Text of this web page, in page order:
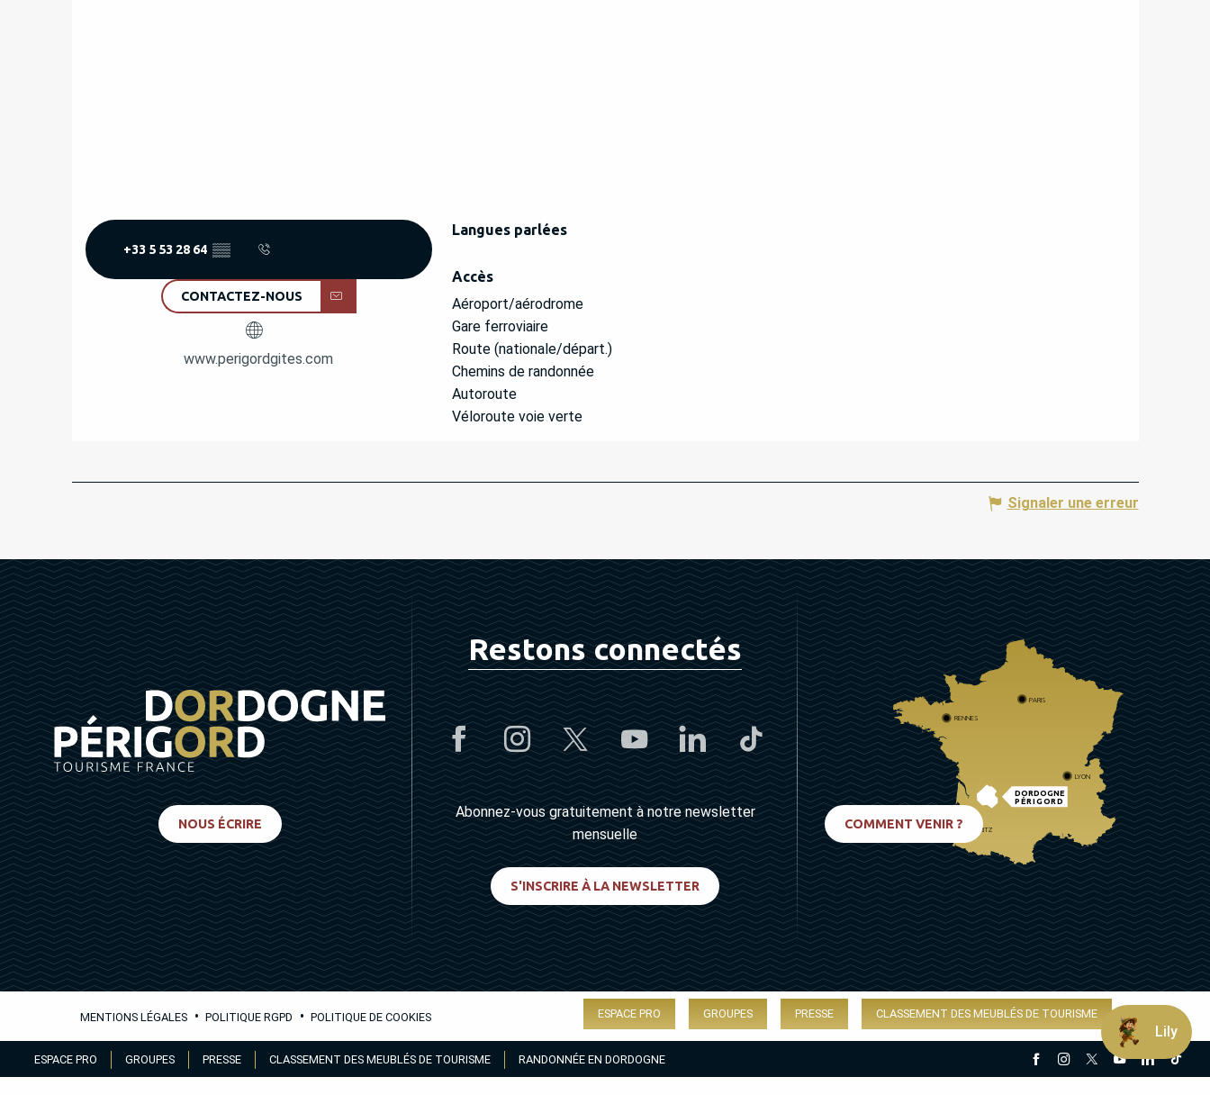
au
ESPACE PRO GROUPES PRESSE CLASSEMENT DES MEUBLÉS DE TOURISME RANDONNÉE EN DORDOGNE
+33 5 53 28 64 ▒▒
CONTACTEZ-NOUS
www.perigordgites.com
Langues parlées
Langues parlées
Accès
Accès
Aéroport/aérodrome
Gare ferroviaire
Route (nationale/départ.)
Chemins de randonnée
Autoroute
Véloroute voie verte
Signaler une erreur
NOUS ÉCRIRE
Restons connectés
Abonnez-vous gratuitement à notre newsletter
mensuelle
S'INSCRIRE À LA NEWSLETTER
DORDOGNE
PÉRIGORD
PARIS
RENNES
LYON
BIARRITZ
COMMENT VENIR ?
MENTIONS LÉGALES • POLITIQUE RGPD • POLITIQUE DE COOKIES ESPACE PRO GROUPES PRESSE CLASSEMENT DES MEUBLÉS DE TOURISME
Lily